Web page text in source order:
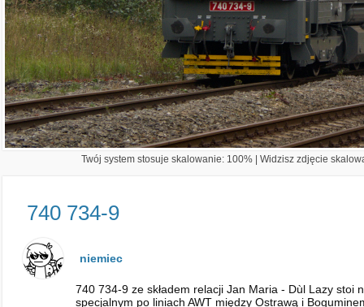
Twój system stosuje skalowanie: 100% | Widzisz zdjęcie
740 734-9
niemiec
740 734-9 ze składem relacji Jan Maria - Dùl Lazy stoi
specjalnym po liniach AWT między Ostrawą i